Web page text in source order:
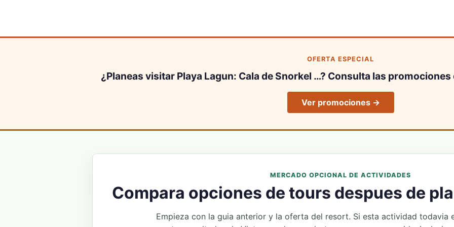
OFERTA ESPECIAL
¿Planeas visitar Playa Lagun: Cala de Snorkel …? Consulta las
Ver promociones →
MERCADO OPCIONAL DE ACTIVIDADES
Compara opciones de tours despues de
Empieza con la guia anterior y la oferta del resort. Si esta actividad todavia